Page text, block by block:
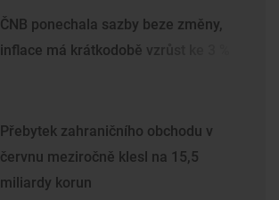
ČNB ponechala sazby beze změny,
inflace má krátkodobě vzrůst ke 3 %
Přebytek zahraničního obchodu v
červnu meziročně klesl na 15,5
miliardy korun